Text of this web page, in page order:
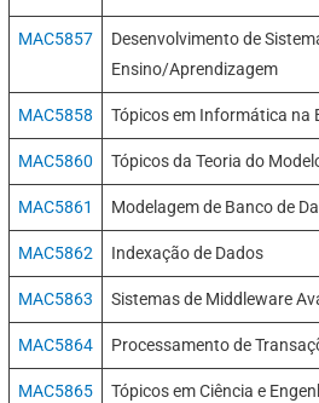
MAC5857
Desenvolvimento de
Ensino/Aprendizagem
MAC5858 Tópicos em Informática na
MAC5860 Tópicos da Teoria do
MAC5861 Modelagem de Banco de
MAC5862 Indexação de Dados
MAC5863 Sistemas de Middleware
MAC5864 Processamento de
MAC5865 Tópicos em Ciência e